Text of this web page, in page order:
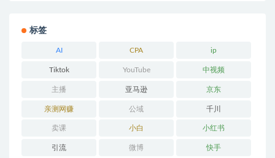
标签
AI CPA ip
Tiktok YouTube 中视频
主播 亚马逊 京东
亲测网赚 公域 千川
卖课 小白 小红书
引流 微博 快手